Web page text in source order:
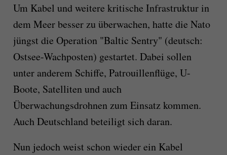
Um Kabel und weitere kritische Infrastruktur in
dem Meer besser zu überwachen, hatte die Nato
jüngst die Operation "Baltic Sentry" (deutsch:
Ostsee-Wachposten) gestartet. Dabei sollen
unter anderem Schiffe, Patrouillenflüge, U-
Boote, Satelliten und auch
Überwachungsdrohnen zum Einsatz kommen.
Auch Deutschland beteiligt sich daran.
Nun jedoch weist schon wieder ein Kabel